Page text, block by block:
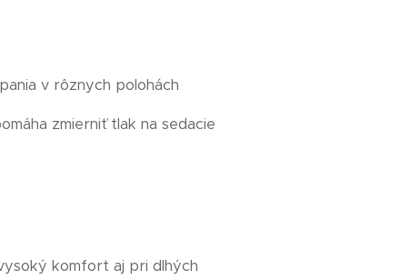
v rôznych polohách
zmierniť tlak na sedacie
komfort aj pri dlhých